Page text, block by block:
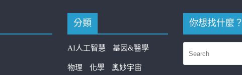
分類
AI人工智慧 基因&醫學
物理 化學 奧妙宇宙
你想找什麼？